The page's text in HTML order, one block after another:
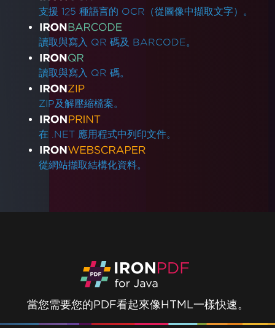
支援 125 種語言的 OCR（從圖像中擷取文字）。
讀取與寫入 QR 碼及 BARCODE。
讀取與寫入 QR 碼。
ZIP及解壓縮檔案。
在 .NET 應用程式中列印文件。
從網站擷取結構化資料。
當您需要您的PDF看起來像HTML一樣快速。